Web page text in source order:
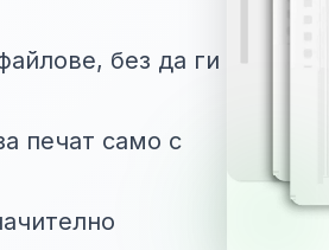
без да ги
печат само с